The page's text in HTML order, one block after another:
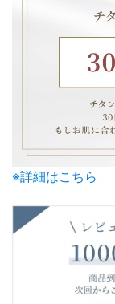
※詳細はこちら